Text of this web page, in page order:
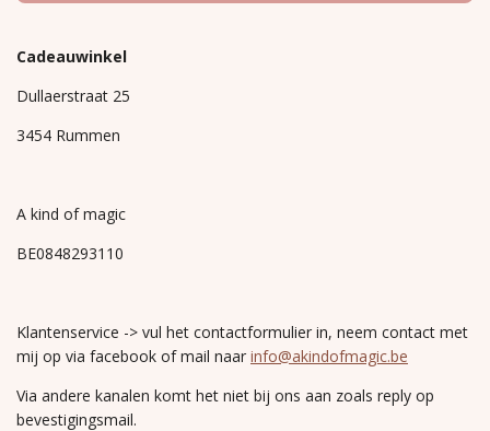
Cadeauwinkel
Dullaerstraat 25
3454 Rummen
A kind of magic
BE0848293110
Klantenservice -> vul het contactformulier in, neem contact met
mij op via facebook of mail naar info@akindofmagic.be
Via andere kanalen komt het niet bij ons aan zoals reply op
bevestigingsmail.